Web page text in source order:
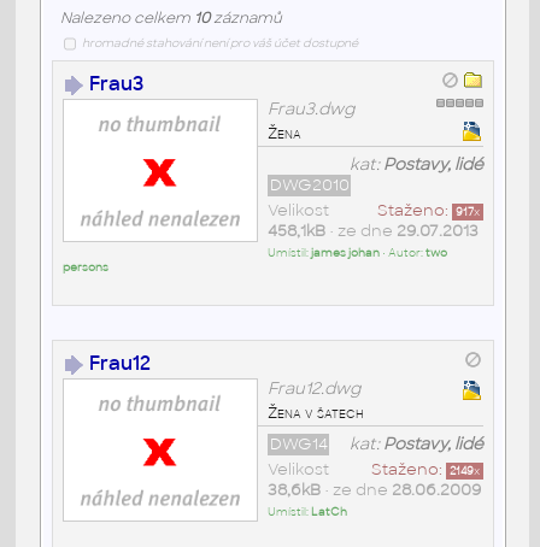
Nalezeno celkem 10záznamů
hromadné stahování není pro váš účet dostupné
Frau3
Frau3.dwg
Žena
kat:Postavy, lidé
DWG2010
Staženo: 917x
Velikost
458,1kB• ze dne 29.07.2013
Umístil:james johan• Autor:two
persons
Frau12
Frau12.dwg
Žena v šatech
kat:Postavy, lidé
DWG14
Staženo: 2149x
Velikost
38,6kB• ze dne 28.06.2009
Umístil: LatCh